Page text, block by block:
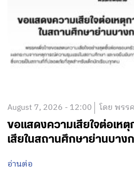
August 7, 2026 - 12:00 โดย พรร
ขอแสดงความเสียใจต่อเ
เสียในสถานศึกษาย่านบาง
อ่านต่อ